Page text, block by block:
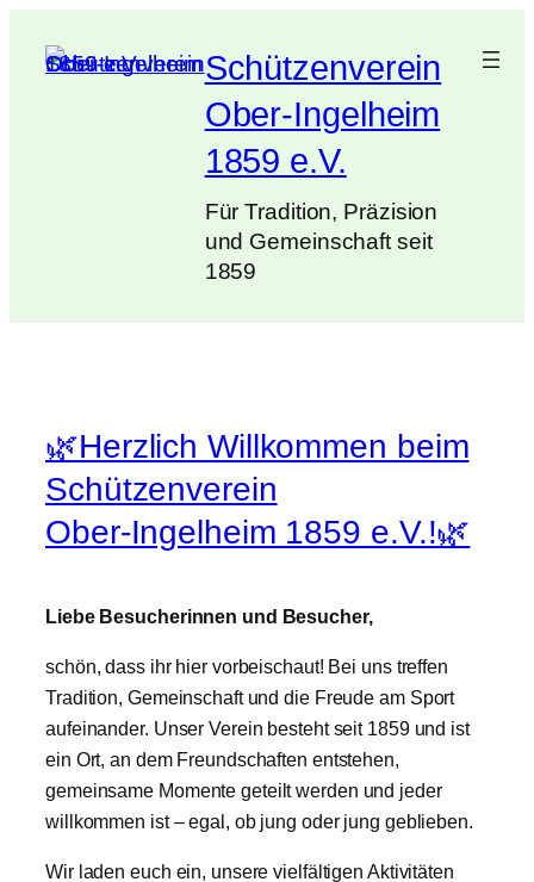
Inhalt
Schützenverein
Ober-Ingelheim
1859 e.V.
Für Tradition, Präzision
und Gemeinschaft seit
1859
🌿Herzlich Willkommen beim
Schützenverein
Ober‑Ingelheim 1859 e.V.!🌿
Liebe Besucherinnen und Besucher,
schön, dass ihr hier vorbeischaut! Bei uns treffen
Tradition, Gemeinschaft und die Freude am Sport
aufeinander. Unser Verein besteht seit 1859 und ist
ein Ort, an dem Freundschaften entstehen,
gemeinsame Momente geteilt werden und jeder
willkommen ist – egal, ob jung oder jung geblieben.
Wir laden euch ein, unsere vielfältigen Aktivitäten